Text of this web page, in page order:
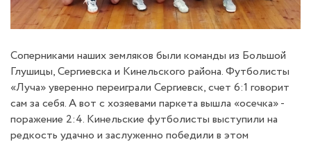
Соперниками наших земляков были команды из Большой
Глушицы, Сергиевска и Кинельского района. Футболисты
«Луча» уверенно переиграли Сергиевск, счет 6:1 говорит
сам за себя. А вот с хозяевами паркета вышла «осечка» -
поражение 2:4. Кинельские футболисты выступили на
редкость удачно и заслуженно победили в этом